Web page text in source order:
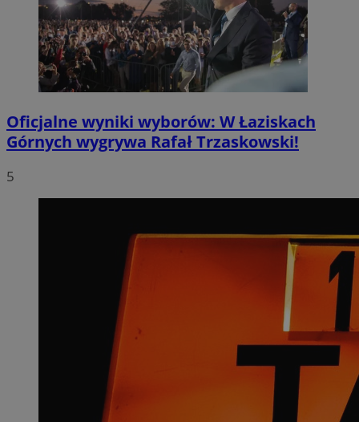
Oficjalne wyniki wyborów: W Łaziskach
Górnych wygrywa Rafał Trzaskowski!
5